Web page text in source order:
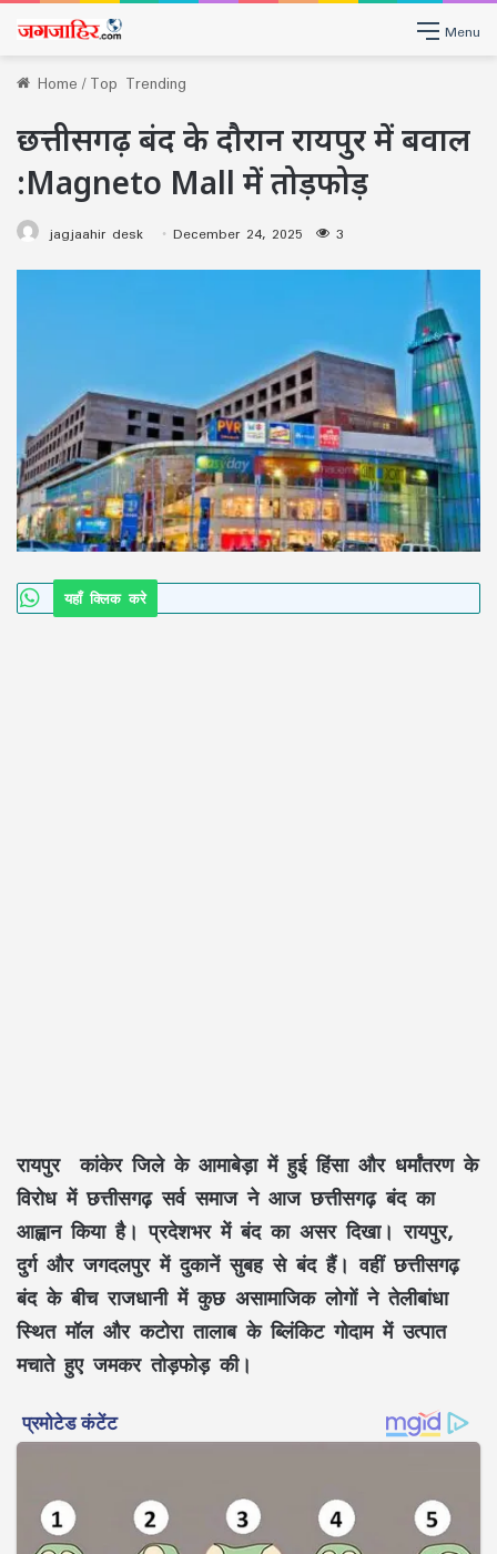
Menu
Home/Top Trending
छत्तीसगढ़ बंद के दौरान रायपुर में बवाल
:Magneto Mall में तोड़फोड़
jagjaahir desk December 24, 2025 3
यहाँ क्लिक करे
रायपुर कांकेर जिले के आमाबेड़ा में हुई हिंसा और धर्मांतरण के
विरोध में छत्तीसगढ़ सर्व समाज ने आज छत्तीसगढ़ बंद का
आह्वान किया है। प्रदेशभर में बंद का असर दिखा। रायपुर,
दुर्ग और जगदलपुर में दुकानें सुबह से बंद हैं। वहीं छत्तीसगढ़
बंद के बीच राजधानी में कुछ असामाजिक लोगों ने तेलीबांधा
स्थित मॉल और कटोरा तालाब के ब्लिंकिट गोदाम में उत्पात
मचाते हुए जमकर तोड़फोड़ की।